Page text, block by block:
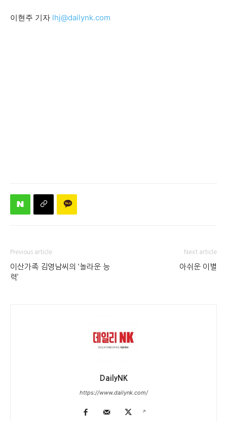
이현주 기자 lhj@dailynk.com
Previous article
이산가족 김영남씨의 ‘놀라운 능
력’
Next article
아쉬운 이별
DailyNK
https://www.dailynk.com/